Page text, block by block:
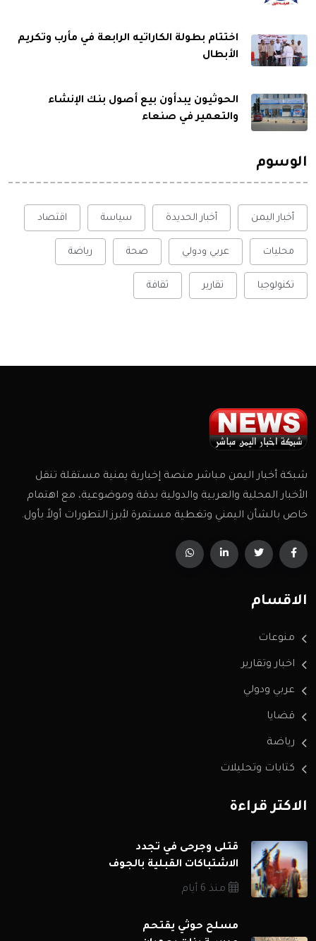
اختتام بطولة الكاراتيه الرابعة في مأرب وتكريم
الأبطال
الحوثيون يبدأون بيع أصول بنك الإنشاء
والتعمير في صنعاء
الوسوم
أخبار اليمن أخبار الحديدة سياسة اقتصاد
محليات عربي ودولي صحة رياضة
تكنولوجيا تقارير ثقافة
شبكة أخبار اليمن مباشر منصة إخبارية يمنية مستقلة تنقل
الأخبار المحلية والعربية والدولية بدقة وموضوعية، مع اهتمام
خاص بالشأن اليمني وتغطية مستمرة لأبرز التطورات أولاً بأول.
الاقسام
منوعات
اخبار وتقارير
عربي ودولي
قضايا
رياضة
كتابات وتحليلات
الاكثر قراءة
قتلى وجرحى في تجدد
الاشتباكات القبلية بالجوف
منذ 6 أيام
مسلح حوثي يقتحم